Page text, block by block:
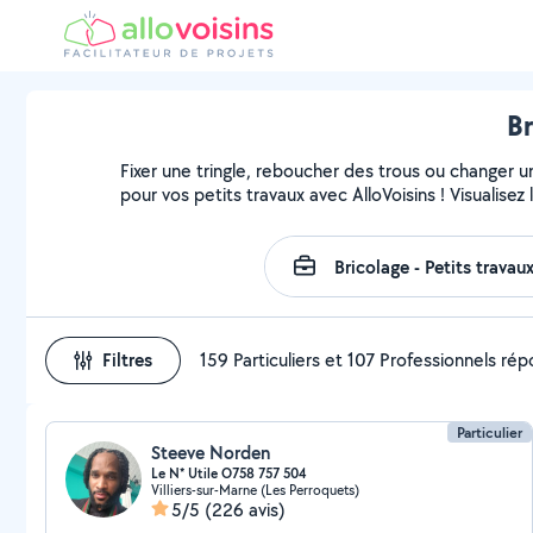
Fixer une tringle, reboucher des trous ou changer
pour vos petits travaux avec AlloVoisins !
Filtres 159 Particuliers et 107 Professionnels
Particulier
Steeve Norden
Le N* Utile O758 757 504
Villiers-sur-Marne (Les Perroquets)
5/5 (226 avis)